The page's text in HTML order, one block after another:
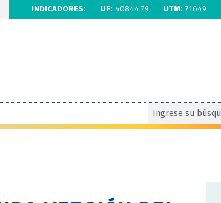
INDICADORES: UF: 40844.79 UTM: 71649